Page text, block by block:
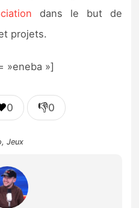
dans le but de
projets.
»eneba »]
0 👎0
,Jeux